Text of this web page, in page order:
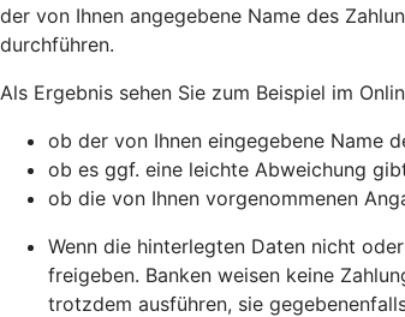
der von Ihnen angegebene Name des
durchführen.
Als Ergebnis sehen Sie zum Beispiel im
ob der von Ihnen eingegebene Name
ob es ggf. eine leichte Abweichung
ob die von Ihnen vorgenommenen
Wenn die hinterlegten Daten nicht
freigeben. Banken weisen keine
trotzdem ausführen, sie